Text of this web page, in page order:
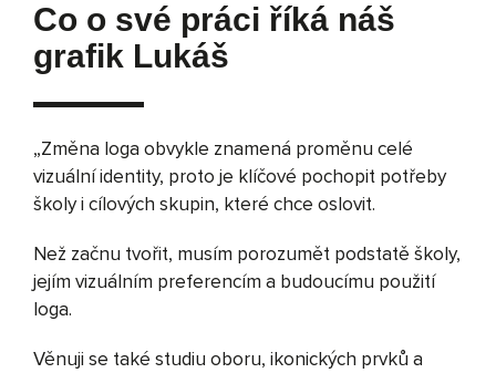
Co o své práci říká náš
grafik Lukáš
„Změna loga obvykle znamená proměnu celé
vizuální identity, proto je klíčové pochopit potřeby
školy i cílových skupin, které chce oslovit.
Než začnu tvořit, musím porozumět podstatě školy,
jejím vizuálním preferencím a budoucímu použití
loga.
Věnuji se také studiu oboru, ikonických prvků a